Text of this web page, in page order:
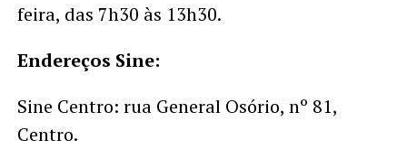
feira, das 7h30 às 13h30.
Endereços Sine:
Sine Centro: rua General Osório, nº 81,
Centro.